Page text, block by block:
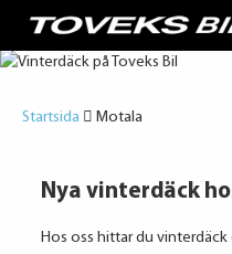
Startsida Motala
Nya vinterdäck
Hos oss hittar du vinterdäck